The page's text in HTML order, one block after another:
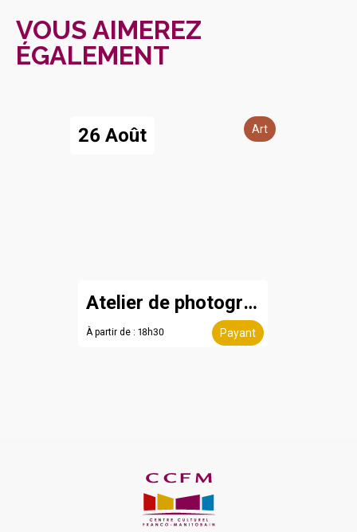
VOUS AIMEREZ
ÉGALEMENT
26 Août Art
Atelier de photographie
À partir de : 18h30 Payant